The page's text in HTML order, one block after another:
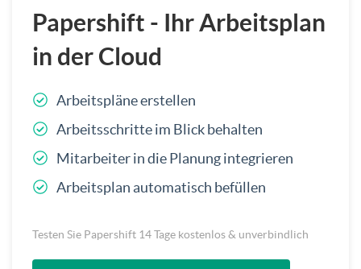
Papershift - Ihr Arbeitsplan
in der Cloud
Arbeitspläne erstellen
Arbeitsschritte im Blick behalten
Mitarbeiter in die Planung integrieren
Arbeitsplan automatisch befüllen
Testen Sie Papershift 14 Tage kostenlos & unverbindlich